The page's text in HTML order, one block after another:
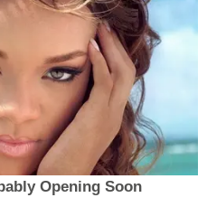
Opening Soon